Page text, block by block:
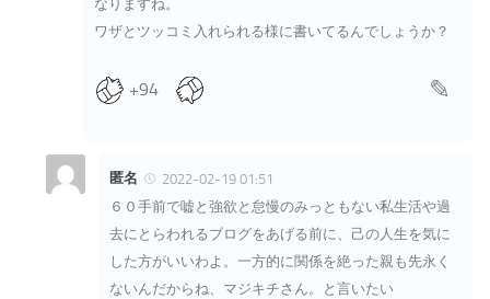
なりますね。
ワザとツッコミ入れられる様に書いてるんでしょうか？
+94
匿名
2022-02-19 01:51
６０手前で嘘と強欲と怠慢のみっともない私生活や過
去にとらわれるブログをあげる前に、己の人生を気に
した方がいいわよ。一方的に関係を絶った親も先永く
ないんだからね、マジキチさん。と言いたい